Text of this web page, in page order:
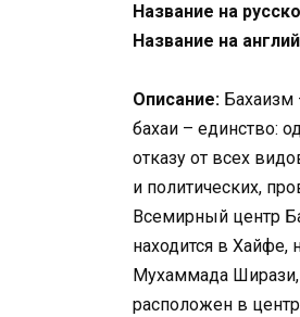
Название на
Название на
Описание: Бахаизм
бахаи – единство:
отказу от всех
и политических,
Всемирный центр
находится в Хайфе,
Мухаммада
расположен в